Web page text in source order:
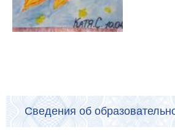
Сведения об